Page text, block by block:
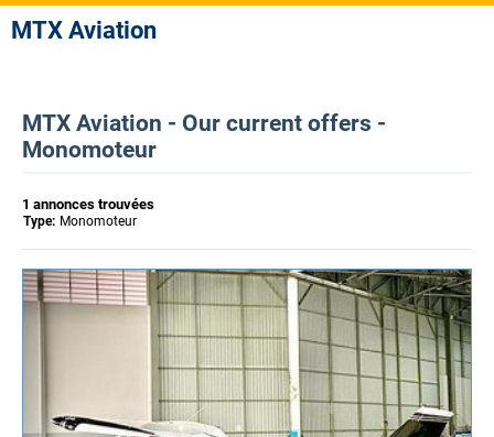
MTX Aviation
MTX Aviation - Our current offers -
Monomoteur
1 annonces trouvées
Type: Monomoteur